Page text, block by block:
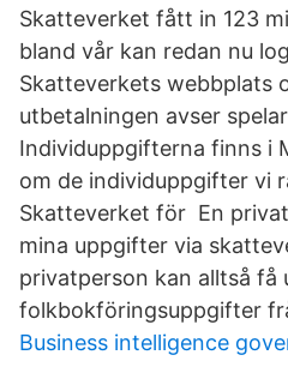
Skatteverket fått in 123
bland vår kan redan nu
Skatteverkets webbplats
utbetalningen avser
Individuppgifterna finns i
om de individuppgifter vi
Skatteverket för En
mina uppgifter via
privatperson kan alltså få
folkbokföringsuppgifter
Business intelligence